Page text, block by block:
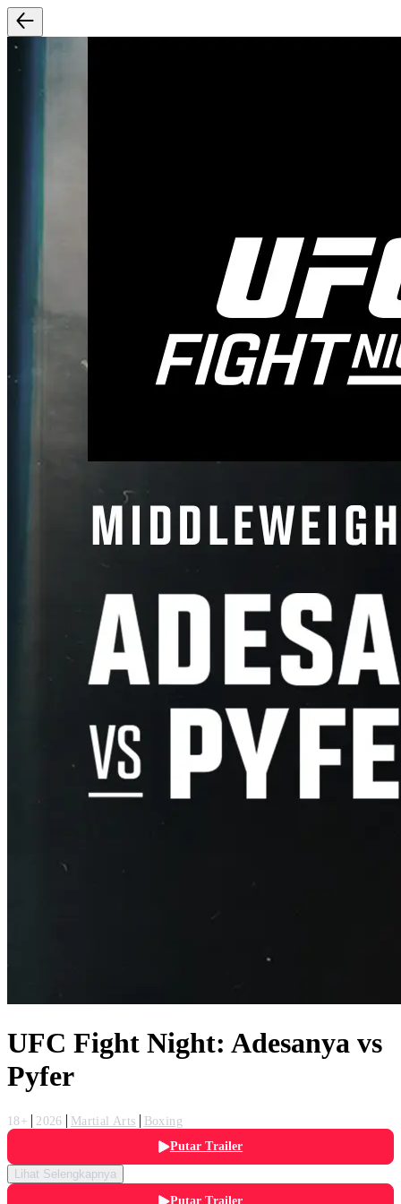
UFC Fight Night: Adesanya vs
Pyfer
18+ 2026 Martial Arts
Boxing
Putar Trailer
Lihat Selengkapnya
Putar Trailer